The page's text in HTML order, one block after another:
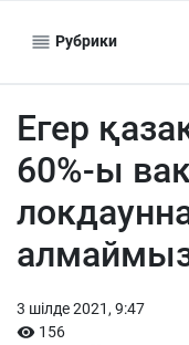
Рубрики
Егер
60%-ы
алмаймыз
3 шiлде 2021, 9:47
156